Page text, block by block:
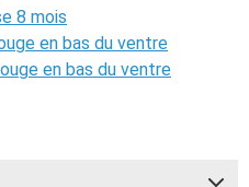
8 mois
en bas du ventre
en bas du ventre